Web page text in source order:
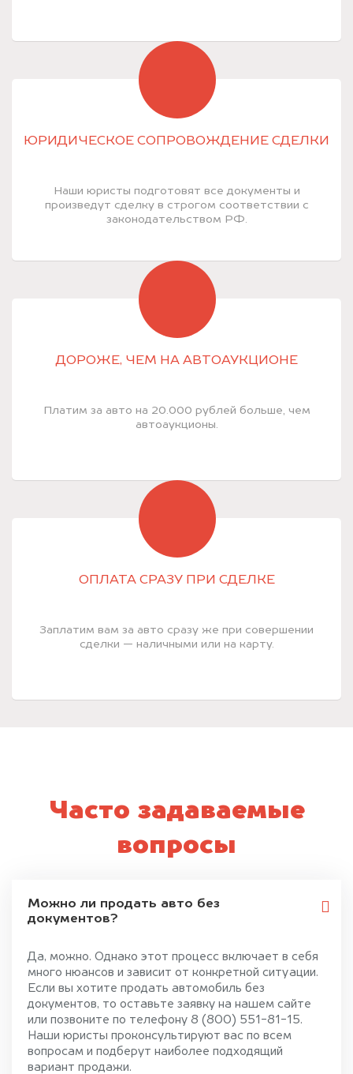
ЮРИДИЧЕСКОЕ СОПРОВОЖДЕНИЕ СДЕЛКИ
Наши юристы подготовят все документы и
произведут сделку в строгом соответствии с
законодательством РФ.
ДОРОЖЕ, ЧЕМ НА АВТОАУКЦИОНЕ
Платим за авто на 20.000 рублей больше, чем
автоаукционы.
ОПЛАТА СРАЗУ ПРИ СДЕЛКЕ
Заплатим вам за авто сразу же при совершении
сделки — наличными или на карту.
Часто задаваемые
вопросы
Можно ли продать авто без
документов?
Да, можно. Однако этот процесс включает в себя
много нюансов и зависит от конкретной ситуации.
Если вы хотите продать автомобиль без
документов, то оставьте заявку на нашем сайте
или позвоните по телефону 8 (800) 551-81-15.
Наши юристы проконсультируют вас по всем
вопросам и подберут наиболее подходящий
вариант продажи.